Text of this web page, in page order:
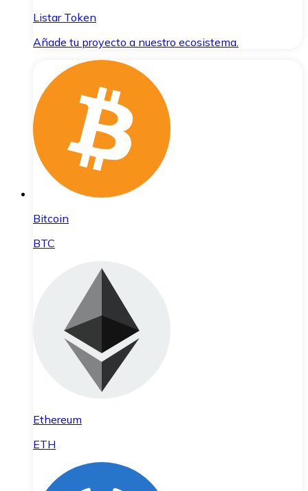
Listar Token
Añade tu proyecto a nuestro ecosistema.
Bitcoin
BTC
Ethereum
ETH